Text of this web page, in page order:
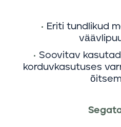
Eriti tundlikud
Soovitav
korduvkasutuses